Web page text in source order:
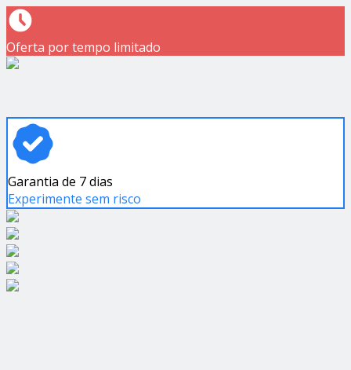
Oferta por tempo limitado
Garantia de 7 dias
Experimente sem risco